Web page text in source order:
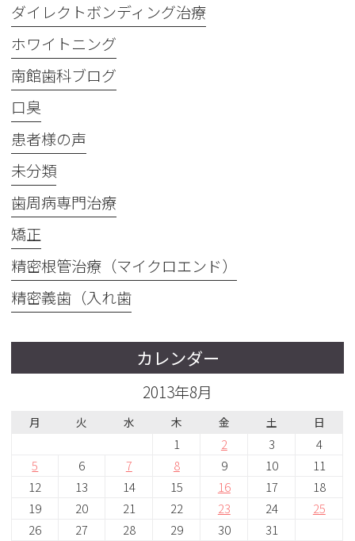
ダイレクトボンディング治療
ホワイトニング
南館歯科ブログ
口臭
患者様の声
未分類
歯周病専門治療
矯正
精密根管治療（マイクロエンド）
精密義歯（入れ歯
カレンダー
2013年8月
月 火 水 木 金 土 日
1 2 3
4
5
6 7 8 9 10
11
12
13 14 15 16 17
18
19
20 21 22 23 24
25
26
27 28 29 30 31